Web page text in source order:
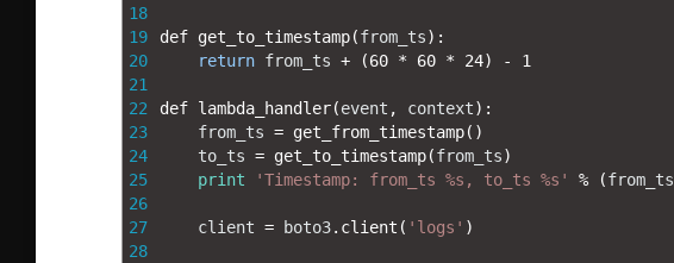
18
19
20
21
22
23
24
25
26
27
28
def get_to_timestamp(from_ts) :
return from_ts + (60 * 60 * 24) - 1
def lambda_handler(event , context) :
from_ts = get_from_timestamp( )
to_ts = get_to_timestamp(from_ts)
print
'Timestamp: from_ts %s, to_ts %s' % (from_ts
client = boto3. client ( 'logs' )